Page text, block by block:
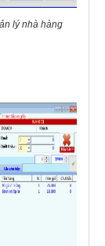
lý nhà hàng